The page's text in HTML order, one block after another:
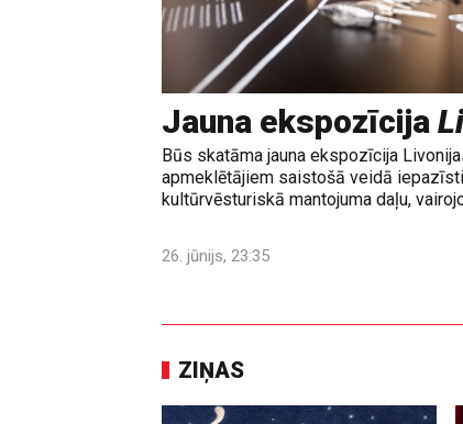
Jauna ekspozīcija
Būs skatāma jauna ekspozīcija
apmeklētājiem saistošā veidā
kultūrvēsturiskā mantojuma daļu,
26. jūnijs, 23:35
ZIŅAS